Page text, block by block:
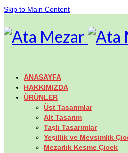
Skip to Main Content
ANASAYFA
HAKKIMIZDA
ÜRÜNLER
Üst Tasarımlar
Alt Tasarım
Taşlı Tasarımlar
Yeşillik ve Mevsimlik
Mezarlık Kesme Çicek